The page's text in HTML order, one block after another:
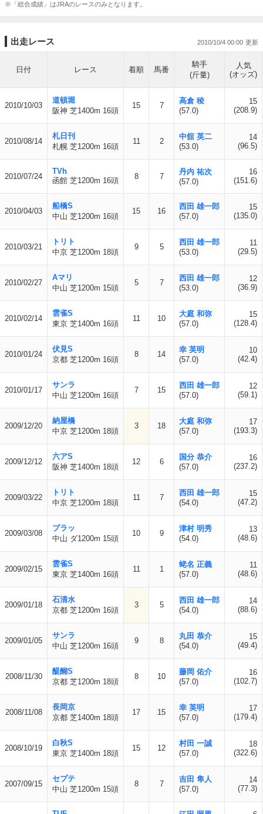
※「総合成績」はJRAのレースのみとなります。
出走レース 2010/10/4 00:00
日付 レース 着順 馬番
騎手
(斤量)
人気
(オッズ)
2010/10/03
道頓堀
阪神 芝1400m 16頭
15 7
高倉 稜
(57.0)
15
(208.9)
2010/08/14
札日刊
札幌 芝1200m 16頭
11 2
中舘 英二
(53.0)
14
(96.5)
2010/07/24
TVh
函館 芝1200m 16頭
8 7
丹内 祐次
(57.0)
16
(151.6)
2010/04/03
船橋S
中山 芝1200m 16頭
15 16
西田 雄一郎
(57.0)
15
(135.0)
2010/03/21
トリト
中京 芝1200m 18頭
9 5
西田 雄一郎
(53.0)
11
(29.5)
2010/02/27
Aマリ
中山 芝1200m 15頭
5 7
西田 雄一郎
(53.0)
12
(36.9)
2010/02/14
雲雀S
東京 芝1400m 16頭
11 10
大庭 和弥
(57.0)
15
(128.4)
2010/01/24
伏見S
京都 芝1200m 16頭
8 14
幸 英明
(57.0)
10
(42.4)
2010/01/17
サンラ
中山 芝1200m 16頭
7 15
西田 雄一郎
(57.0)
12
(59.1)
2009/12/20
納屋橋
中京 芝1200m 18頭
3 18
大庭 和弥
(57.0)
17
(193.3)
2009/12/12
六アS
阪神 芝1400m 18頭
12 6
国分 恭介
(57.0)
16
(237.2)
2009/03/22
トリト
中京 芝1200m 18頭
11 7
西田 雄一郎
(54.0)
15
(47.2)
2009/03/08
ブラッ
中山 ダ1200m 15頭
10 9
津村 明秀
(54.0)
13
(48.6)
2009/02/15
雲雀S
東京 芝1400m 16頭
11 1
蛯名 正義
(57.0)
11
(48.6)
2009/01/18
石清水
京都 芝1200m 16頭
3 5
西田 雄一郎
(54.0)
14
(88.6)
2009/01/05
サンラ
中山 芝1200m 16頭
9 8
丸田 恭介
(54.0)
15
(49.4)
2008/11/30
醍醐S
京都 芝1200m 18頭
8 10
藤岡 佑介
(57.0)
16
(102.7)
2008/11/08
長岡京
京都 芝1400m 18頭
17 15
幸 英明
(57.0)
17
(179.4)
2008/10/19
白秋S
東京 芝1400m 18頭
15 12
村田 一誠
(57.0)
18
(322.6)
2007/09/15
セプテ
中山 芝1200m 15頭
8 7
吉田 隼人
(57.0)
14
(77.3)